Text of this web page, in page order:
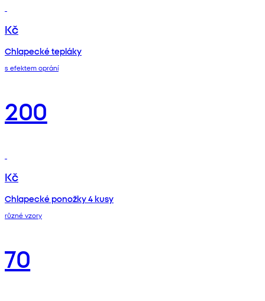
Kč
Chlapecké tepláky
s efektem oprání
200
Kč
Chlapecké ponožky 4 kusy
různé vzory
70